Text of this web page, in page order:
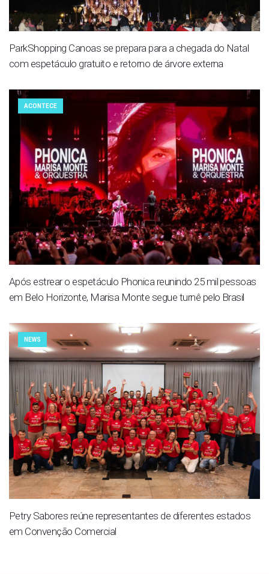
ParkShopping Canoas se prepara para a chegada do Natal
com espetáculo gratuito e retorno de árvore externa
ACONTECE
Após estrear o espetáculo Phonica reunindo 25 mil pessoas
em Belo Horizonte, Marisa Monte segue turnê pelo Brasil
NEWS
Petry Sabores reúne representantes de diferentes estados
em Convenção Comercial